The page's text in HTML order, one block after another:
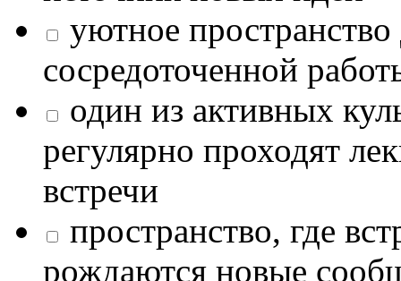
уютное
сосредоточенной
один из активных
регулярно проходят
встречи
пространство, где
рождаются новые